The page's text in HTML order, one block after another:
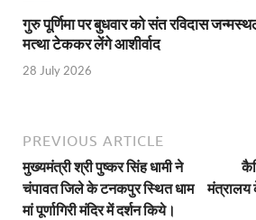
Budget 2026: वित्त
UP Deputy CM KP
गुरु पूर्णिमा पर बुधवार को संत रविदास
मत्था टेककर लेंगे आशीर्वाद
28 July 2026
PREVIOUS ARTICLE
मुख्यमंत्री श्री पुष्कर सिंह धामी ने
चंपावत जिले के टनकपुर स्थित धाम
मां पूर्णागिरी मंदिर में दर्शन किये।
मंत्रालय